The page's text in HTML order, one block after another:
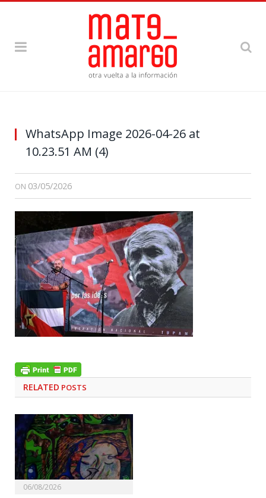
WhatsApp Image 2026-04-26 at
10.23.51 AM (4)
ON 03/05/2026
RELATED POSTS
06/08/2026